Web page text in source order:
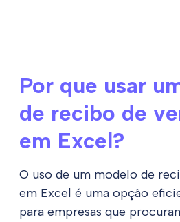
Por que usar
de recibo de
em Excel?
O uso de um modelo de
em Excel é uma opção
para empresas que